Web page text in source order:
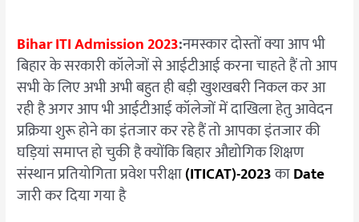
Bihar ITI Admission 2023:नमस्कार दोस्तों क्या आप भी
बिहार के सरकारी कॉलेजों से आईटीआई करना चाहते हैं तो आप
सभी के लिए अभी अभी बहुत ही बड़ी खुशखबरी निकल कर आ
रही है अगर आप भी आईटीआई कॉलेजों में दाखिला हेतु आवेदन
प्रक्रिया शुरू होने का इंतजार कर रहे हैं तो आपका इंतजार की
घड़ियां समाप्त हो चुकी है क्योंकि बिहार औद्योगिक शिक्षण
संस्थान प्रतियोगिता प्रवेश परीक्षा(ITICAT)-2023काDate
जारी कर दिया गया है